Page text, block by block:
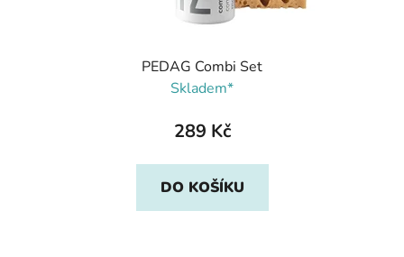
PEDAG Combi Set
Skladem*
289 Kč
DO KOŠÍKU